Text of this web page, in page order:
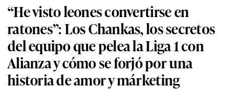
“He visto leones convertirse en
ratones”: Los Chankas, los secretos
del equipo que pelea la Liga 1 con
Alianza y cómo se forjó por una
historia de amor y márketing